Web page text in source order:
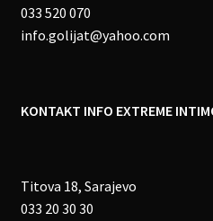
033 520 070
info.golijat@yahoo.com
KONTAKT INFO EXTREME
Titova 18, Sarajevo
033 20 30 30